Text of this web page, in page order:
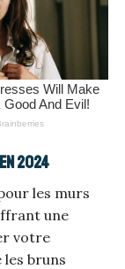
2024
les murs
une
votre
bruns